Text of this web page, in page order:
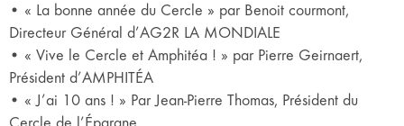
• « La bonne année du Cercle » par Benoit courmont,
Directeur Général d’AG2R LA MONDIALE
• « Vive le Cercle et Amphitéa ! » par Pierre Geirnaert,
Président d’AMPHITÉA
• « J’ai 10 ans ! » Par Jean-Pierre Thomas, Président du